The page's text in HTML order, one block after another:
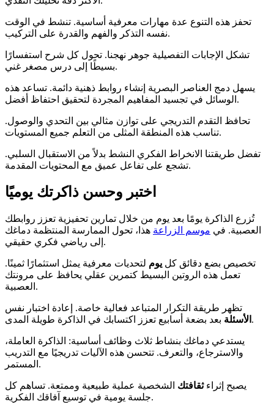
تحفز هذه التنوع عدة مهارات معرفية أساسية. تنشط في الوقت
نفسه التذكر والفهم والقدرة على التركيب.
تشكل الإجابات التفصيلية جوهر نهجنا. تحول كل شرح استفسارًا
بسيطًا إلى درس مصغر غني.
يسهل دمج العناصر البصرية إنشاء روابط ذهنية دائمة. تساعد هذه
الوسائل في تجسيد المفاهيم المجردة لتحقيق احتفاظ أفضل.
تحافظ التقدم التدريجي على توازن مثالي بين التحدي والوصول.
تناسب هذه المنطقة المثلى من التعلم جميع المستويات.
تفضل طريقتنا الانخراط الفكري النشط بدلاً من الاستقبال السلبي.
تشجع على تفاعل عميق مع المحتويات المقدمة.
اختبر وحسن ذاكرتك يوميًا
تُزرع الذاكرة يومًا بعد يوم من خلال تمارين تحفيزية تعزز روابطك
العصبية. في موسم الزراعة هذا، تحول الممارسة المنتظمة دماغك
إلى رياضي فكري حقيقي.
تخصيص بضع دقائق كل يوم لتحديات معرفية يمثل استثمارًا ثمينًا.
تعمل هذه الروتين البسيط كتمرين عقلي يحافظ على مرونتك
العصبية.
تظهر طريقة التكرار المتباعد فعالية خاصة. إعادة اختبار نفس
الأسئلة بعد بضعة أسابيع تعزز اكتسابك في الذاكرة طويلة المدى.
يستدعي دماغك بنشاط ثلاث وظائف أساسية: الذاكرة العاملة،
والاسترجاع، والتعرف. تتحسن هذه الآليات تدريجيًا مع التدريب
المستمر.
يصبح إثراءثقافتك الشخصية عملية طبيعية وممتعة. تساهم كل
جلسة يومية في توسيع آفاقك الفكرية.